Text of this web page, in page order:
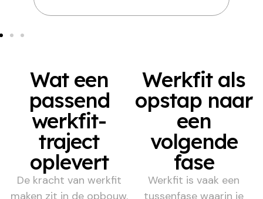
Wat een
passend
werkfit-
traject
oplevert
De kracht van werkfit
Werkfit als
opstap naar
een
volgende
fase
Werkfit is vaak een